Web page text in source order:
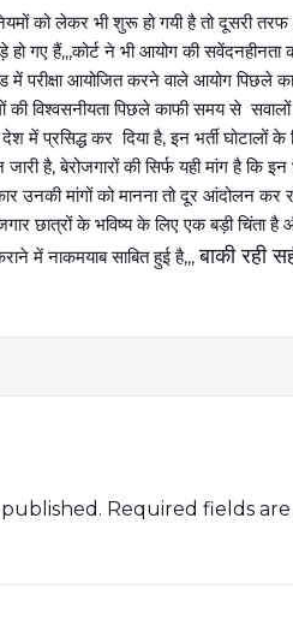
को लेकर भी शुरू हो गयी है तो दूसरी
गए हैं,,,कोर्ट ने भी आयोग की सवेंदनहीनता
में परीक्षा आयोजित करने वाले आयोग पिछले
विश्वसनीयता पिछले काफी समय से
में प्रसिद्ध कर दिया है, इन भर्ती घोटालों
है, बेरोजगारों की सिर्फ यही मांग है कि इन
मांगों को मानना तो दूर आंदोलन कर
छात्रों के भविष्य के लिए एक बड़ी चिंता
में नाकमयाब साबित हुई है,,,बाकी रही
Required fields